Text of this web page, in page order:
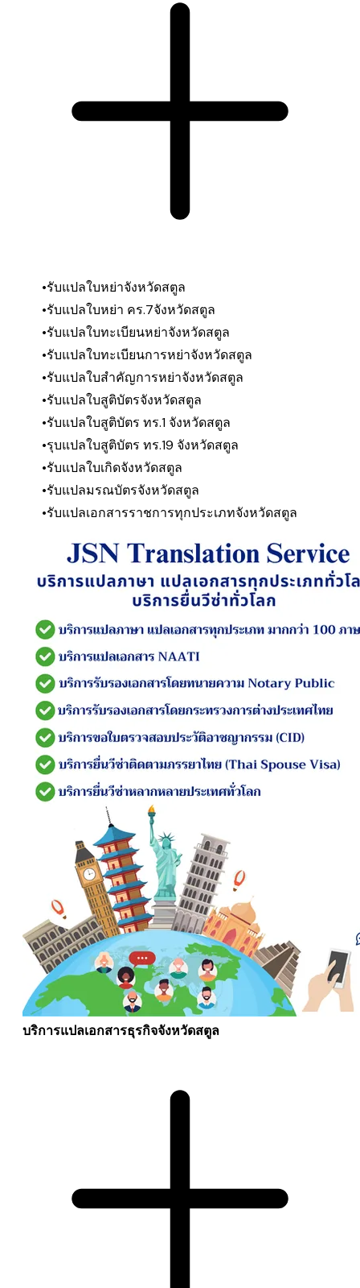
รับแปลใบหย่าจังหวัดสตูล
รับแปลใบหย่า คร.7จังหวัดสตูล
รับแปลใบทะเบียนหย่าจังหวัดสตูล
รับแปลใบทะเบียนการหย่าจังหวัดสตูล
รับแปลใบสำคัญการหย่าจังหวัดสตูล
รับแปลใบสูติบัตรจังหวัดสตูล
รับแปลใบสูติบัตร ทร.1 จังหวัดสตูล
รุบแปลใบสูติบัตร ทร.19 จังหวัดสตูล
รับแปลใบเกิดจังหวัดสตูล
รับแปลมรณบัตรจังหวัดสตูล
รับแปลเอกสารราชการทุกประเภทจังหวัดสตูล
บริการแปลเอกสารธุรกิจจังหวัดสตูล